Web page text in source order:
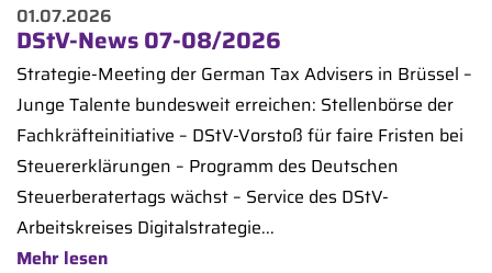
01.07.2026
DStV-News 07-08/2026
Strategie-Meeting der German Tax Advisers in Brüssel –
Junge Talente bundesweit erreichen: Stellenbörse der
Fachkräfteinitiative – DStV-Vorstoß für faire Fristen bei
Steuererklärungen – Programm des Deutschen
Steuerberatertags wächst – Service des DStV-
Arbeitskreises Digitalstrategie...
Mehr lesen